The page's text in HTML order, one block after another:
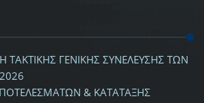
ΤΑΚΤΙΚΗΣ ΓΕΝΙΚΗΣ ΣΥΝΕΛΕΥΣΗΣ ΤΩΝ
& ΚΑΤΑΤΑΞΗΣ